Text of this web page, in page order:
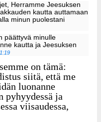
Herramme Jeesuksen
kautta auttamaan
minun puolestani
päättyvä minulle
kautta ja Jeesuksen
on tämä:
siitä, että me
luonanne
pyhyydessä ja
viisaudessa,